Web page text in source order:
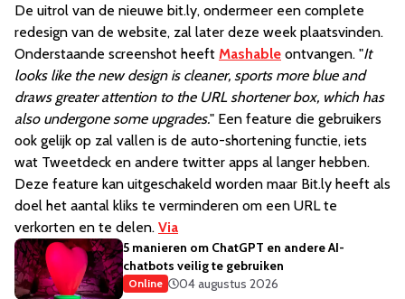
De uitrol van de nieuwe bit.ly, ondermeer een complete
redesign van de website, zal later deze week plaatsvinden.
Onderstaande screenshot heeft Mashable ontvangen. "It
looks like the new design is cleaner, sports more blue and
draws greater attention to the URL shortener box, which has
also undergone some upgrades." Een feature die gebruikers
ook gelijk op zal vallen is de auto-shortening functie, iets
wat Tweetdeck en andere twitter apps al langer hebben.
Deze feature kan uitgeschakeld worden maar Bit.ly heeft als
doel het aantal kliks te verminderen om een URL te
verkorten en te delen. Via
5 manieren om ChatGPT en andere AI-
chatbots veilig te gebruiken
Online
04 augustus 2026